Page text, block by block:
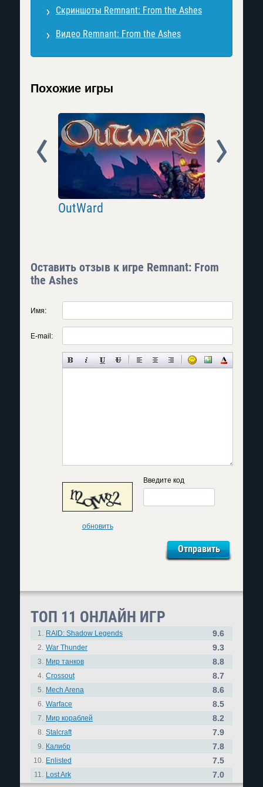
Скриншоты Remnant: From the Ashes
Видео Remnant: From the Ashes
Похожие игры
OutWard
Prev
Оставить отзыв к игре Remnant: From
the Ashes
Имя:
E-mail:
обновить
Введите код
ТОП 11 ОНЛАЙН ИГР
1. RAID: Shadow Legends 9.6
2. War Thunder 9.3
3. Мир танков 8.8
4. Crossout 8.7
5. Mech Arena 8.6
6. Warface 8.5
7. Мир кораблей 8.2
8. Stalcraft 7.9
9. Калибр 7.8
10. Enlisted 7.5
11. Lost Ark 7.0